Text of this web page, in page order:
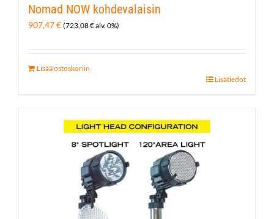
Nomad NOW kohdevalaisin
907,47€ (723,08€alv. 0%)
Lisää ostoskoriin
Lisätiedot